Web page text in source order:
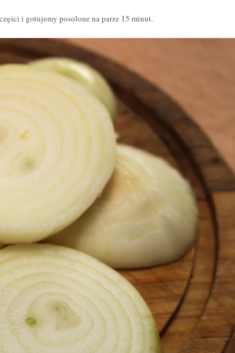
i gotujemy posolone na parze 15 minut.